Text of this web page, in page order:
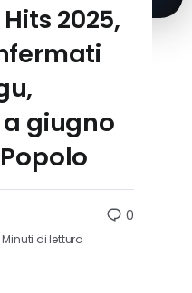
2025,
giugno
Minuti di lettura
0